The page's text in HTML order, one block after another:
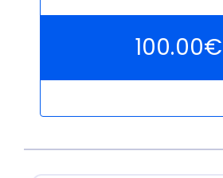
100.00€